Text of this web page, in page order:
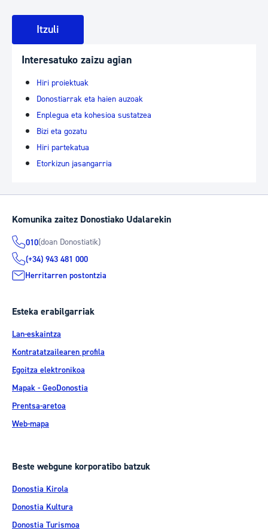
Itzuli
Interesatuko zaizu agian
Hiri proiektuak
Donostiarrak eta haien auzoak
Enplegua eta kohesioa sustatzea
Bizi eta gozatu
Hiri partekatua
Etorkizun jasangarria
Komunika zaitez Donostiako Udalarekin
010(doan Donostiatik)
(+34) 943 481 000
Herritarren postontzia
Esteka erabilgarriak
Lan-eskaintza
Kontratatzailearen profila
Egoitza elektronikoa
Mapak - GeoDonostia
Prentsa-aretoa
Web-mapa
Beste webgune korporatibo batzuk
Donostia Kirola
Donostia Kultura
Donostia Turismoa